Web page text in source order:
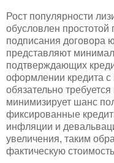
Рост популярности
обусловлен
подписания договора
представляют
подтверждающих
оформлении кредита с
обязательно
минимизирует шанс
фиксированные
инфляции и
увеличения, таким
фактическую